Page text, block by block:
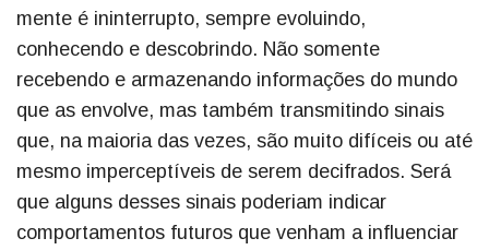
mente é ininterrupto, sempre evoluindo,
conhecendo e descobrindo. Não somente
recebendo e armazenando informações do mundo
que as envolve, mas também transmitindo sinais
que, na maioria das vezes, são muito difíceis ou até
mesmo imperceptíveis de serem decifrados. Será
que alguns desses sinais poderiam indicar
comportamentos futuros que venham a influenciar